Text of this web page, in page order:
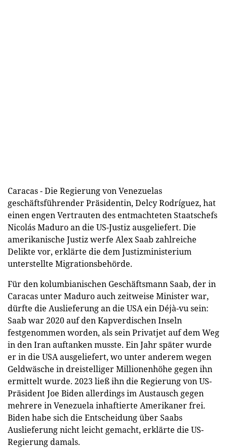
Caracas - Die Regierung von Venezuelas
geschäftsführender Präsidentin, Delcy Rodríguez, hat
einen engen Vertrauten des entmachteten Staatschefs
Nicolás Maduro an die US-Justiz ausgeliefert. Die
amerikanische Justiz werfe Alex Saab zahlreiche
Delikte vor, erklärte die dem Justizministerium
unterstellte Migrationsbehörde.
Für den kolumbianischen Geschäftsmann Saab, der in
Caracas unter Maduro auch zeitweise Minister war,
dürfte die Auslieferung an die USA ein Déjà-vu sein:
Saab war 2020 auf den Kapverdischen Inseln
festgenommen worden, als sein Privatjet auf dem Weg
in den Iran auftanken musste. Ein Jahr später wurde
er in die USA ausgeliefert, wo unter anderem wegen
Geldwäsche in dreistelliger Millionenhöhe gegen ihn
ermittelt wurde. 2023 ließ ihn die Regierung von US-
Präsident Joe Biden allerdings im Austausch gegen
mehrere in Venezuela inhaftierte Amerikaner frei.
Biden habe sich die Entscheidung über Saabs
Auslieferung nicht leicht gemacht, erklärte die US-
Regierung damals.